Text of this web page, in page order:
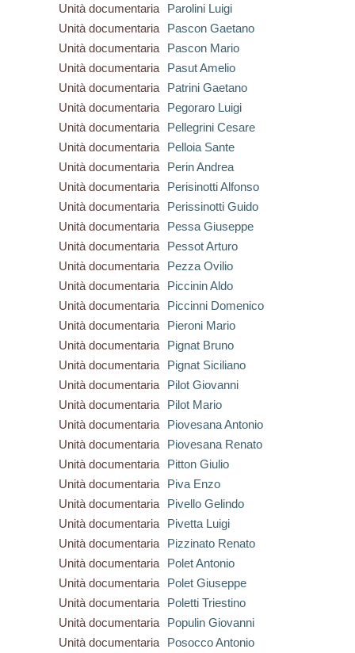
Unità documentaria
Parolini Luigi
Unità documentaria
Pascon Gaetano
Unità documentaria
Pascon Mario
Unità documentaria
Pasut Amelio
Unità documentaria
Patrini Gaetano
Unità documentaria
Pegoraro Luigi
Unità documentaria
Pellegrini Cesare
Unità documentaria
Pelloia Sante
Unità documentaria
Perin Andrea
Unità documentaria
Perisinotti Alfonso
Unità documentaria
Perissinotti Guido
Unità documentaria
Pessa Giuseppe
Unità documentaria
Pessot Arturo
Unità documentaria
Pezza Ovilio
Unità documentaria
Piccinin Aldo
Unità documentaria
Piccinni Domenico
Unità documentaria
Pieroni Mario
Unità documentaria
Pignat Bruno
Unità documentaria
Pignat Siciliano
Unità documentaria
Pilot Giovanni
Unità documentaria
Pilot Mario
Unità documentaria
Piovesana Antonio
Unità documentaria
Piovesana Renato
Unità documentaria
Pitton Giulio
Unità documentaria
Piva Enzo
Unità documentaria
Pivello Gelindo
Unità documentaria
Pivetta Luigi
Unità documentaria
Pizzinato Renato
Unità documentaria
Polet Antonio
Unità documentaria
Polet Giuseppe
Unità documentaria
Poletti Triestino
Unità documentaria
Populin Giovanni
Unità documentaria
Posocco Antonio